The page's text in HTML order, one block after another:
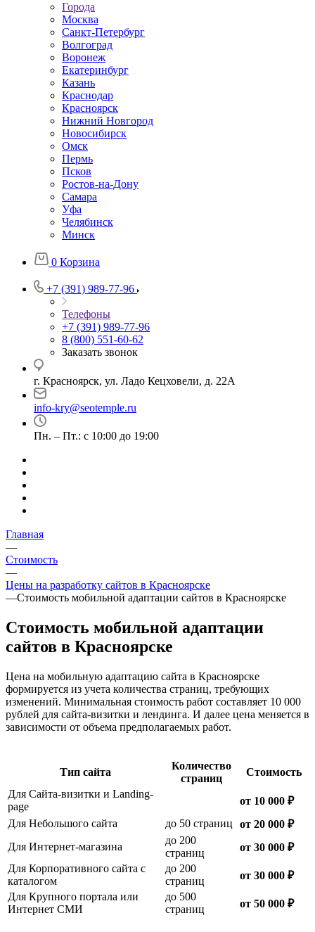
Города
Москва
Санкт-Петербург
Волгоград
Воронеж
Екатеринбург
Казань
Краснодар
Красноярск
Нижний Новгород
Новосибирск
Омск
Пермь
Псков
Ростов-на-Дону
Самара
Уфа
Челябинск
Минск
0 Корзина
+7 (391) 989-77-96
Телефоны
+7 (391) 989-77-96
8 (800) 551-60-62
Заказать звонок
г. Красноярск, ул. Ладо Кецховели, д. 22А
info-kry@seotemple.ru
Пн. – Пт.: с 10:00 до 19:00
Главная
—
Стоимость
—
Цены на разработку сайтов в Красноярске
—Стоимость мобильной адаптации сайтов в Красноярске
Стоимость мобильной адаптации
сайтов в Красноярске
Цена на мобильную адаптацию сайта в Красноярске
формируется из учета количества страниц, требующих
изменений. Минимальная стоимость работ составляет 10 000
рублей для сайта-визитки и лендинга. И далее цена меняется в
зависимости от объема предполагаемых работ.
Тип сайта
Количество
страниц
Стоимость
Для Сайта-визитки и Landing-
page
от 10 000 ₽
Для Небольшого сайта
до 50 страниц
от 20 000 ₽
Для Интернет-магазина
до 200
страниц
от 30 000 ₽
Для Корпоративного сайта с
каталогом
до 200
страниц
от 30 000 ₽
Для Крупного портала или
Интернет СМИ
до 500
страниц
от 50 000 ₽